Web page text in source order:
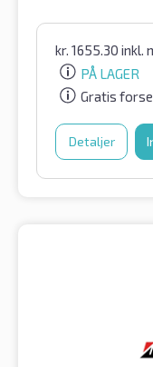
kr. 1655.30 inkl.
PÅ LAGER
Gratis
Detaljer